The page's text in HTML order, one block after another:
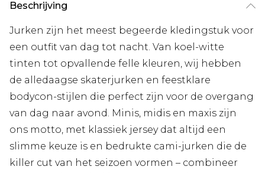
Beschrijving
Jurken zijn het meest begeerde kledingstuk voor
een outfit van dag tot nacht. Van koel-witte
tinten tot opvallende felle kleuren, wij hebben
de alledaagse skaterjurken en feestklare
bodycon-stijlen die perfect zijn voor de overgang
van dag naar avond. Minis, midis en maxis zijn
ons motto, met klassiek jersey dat altijd een
slimme keuze is en bedrukte cami-jurken die de
killer cut van het seizoen vormen – combineer